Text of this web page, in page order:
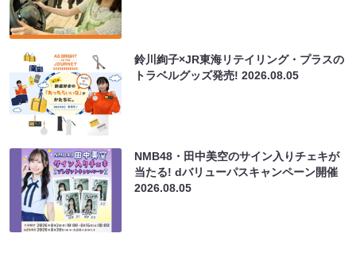
鈴川絢子×JR東海リテイリング・プラスの
トラベルグッズ発売!2026.08.05
NMB48・田中美空のサイン入りチェキが
当たる! dバリューパスキャンペーン開催
2026.08.05